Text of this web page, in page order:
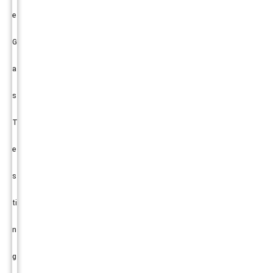
e
G
a
s
T
e
s
ti
n
g